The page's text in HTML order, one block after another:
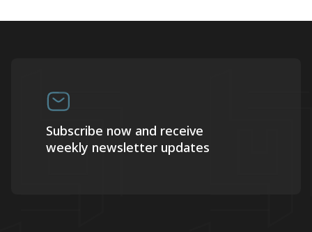
Subscribe now and receive
weekly newsletter updates